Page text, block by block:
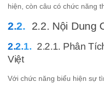
hiện, còn câu có chức năng
2.2. Nội Dung
2.2.1. Phân
Việt
Với chức năng biểu hiện sự